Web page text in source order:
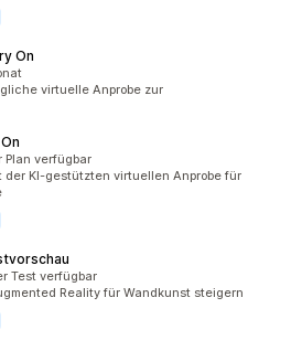
On
virtuelle Anprobe zur
Plan verfügbar
der KI-gestützten virtuellen Anprobe für
Test verfügbar
Reality für Wandkunst steigern